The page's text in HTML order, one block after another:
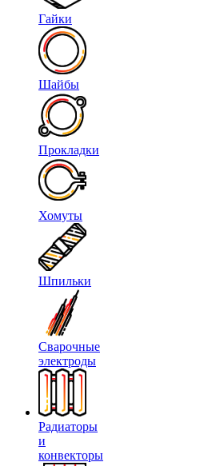
Гайки
Шайбы
Прокладки
Хомуты
Шпильки
Сварочные
электроды
Радиаторы
и
конвекторы